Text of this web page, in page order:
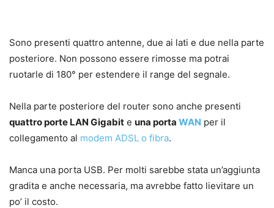
Sono presenti quattro antenne, due ai lati e due nella parte
posteriore. Non possono essere rimosse ma potrai
ruotarle di 180° per estendere il range del segnale.
Nella parte posteriore del router sono anche presenti
quattro porte LAN Gigabit e una porta WAN per il
collegamento al modem ADSL o fibra.
Manca una porta USB. Per molti sarebbe stata un’aggiunta
gradita e anche necessaria, ma avrebbe fatto lievitare un
po’ il costo.